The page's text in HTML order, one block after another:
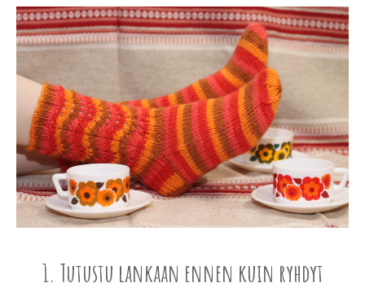
1. Tutustu lankaan ennen kuin ryhdyt